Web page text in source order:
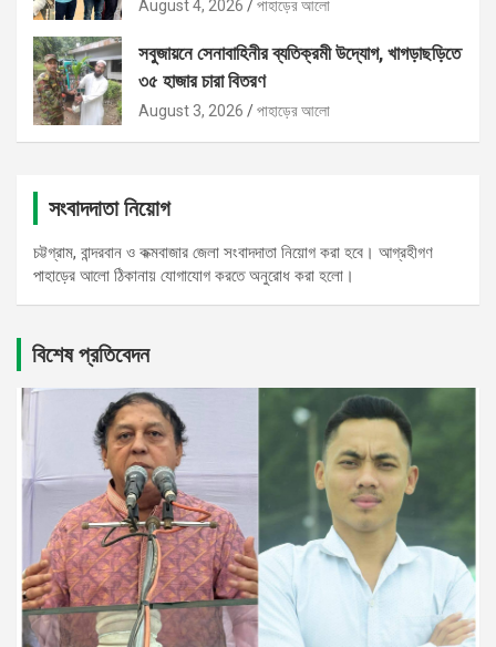
August 4, 2026 পাহাড়ের আলো
সবুজায়নে সেনাবাহিনীর ব্যতিক্রমী উদ্যোগ, খাগড়াছড়িতে
৩৫ হাজার চারা বিতরণ
August 3, 2026 পাহাড়ের আলো
সংবাদদাতা নিয়োগ
চট্টগ্রাম, বান্দরবান ও কক্মবাজার জেলা সংবাদদাতা নিয়োগ করা হবে। আগ্রহীগণ
পাহাড়ের আলো ঠিকানায় যোগাযোগ করতে অনুরোধ করা হলো।
বিশেষ প্রতিবেদন